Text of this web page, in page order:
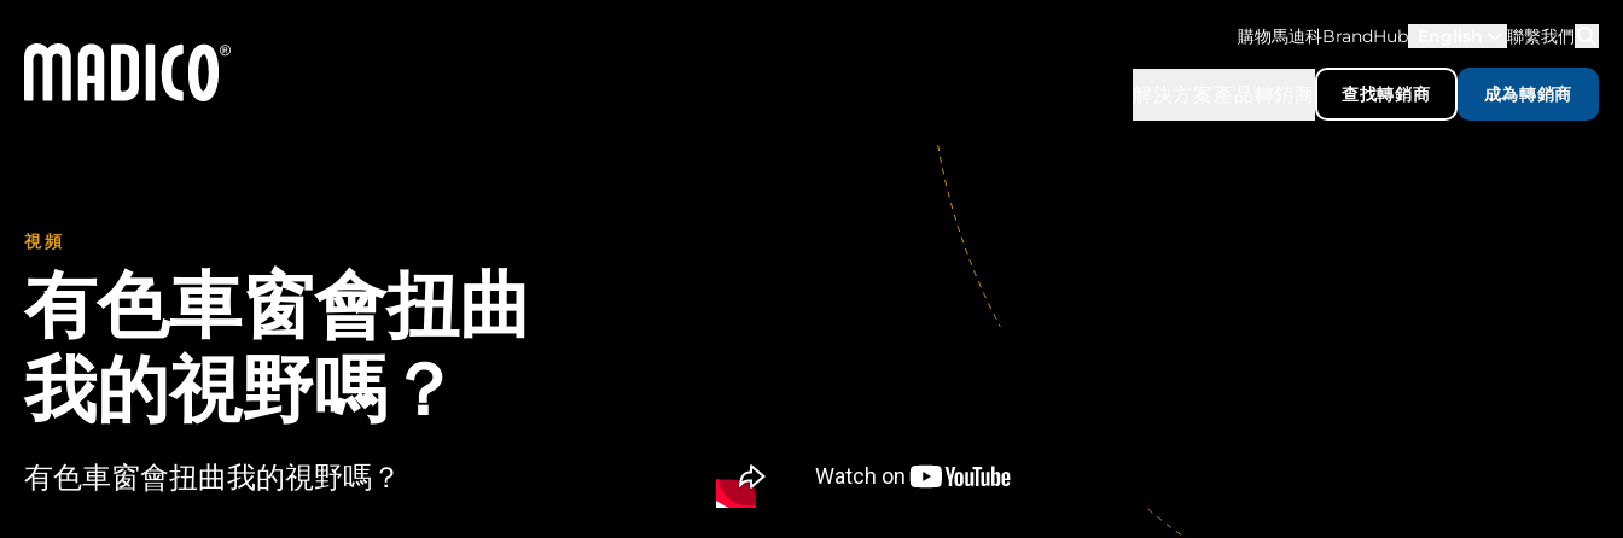
馬迪科
購物馬迪科BrandHub 聯繫我們
查找轉銷商 成為轉銷商
視頻
有色車窗會扭曲
我的視野嗎？
有色車窗會扭曲我的視野嗎？